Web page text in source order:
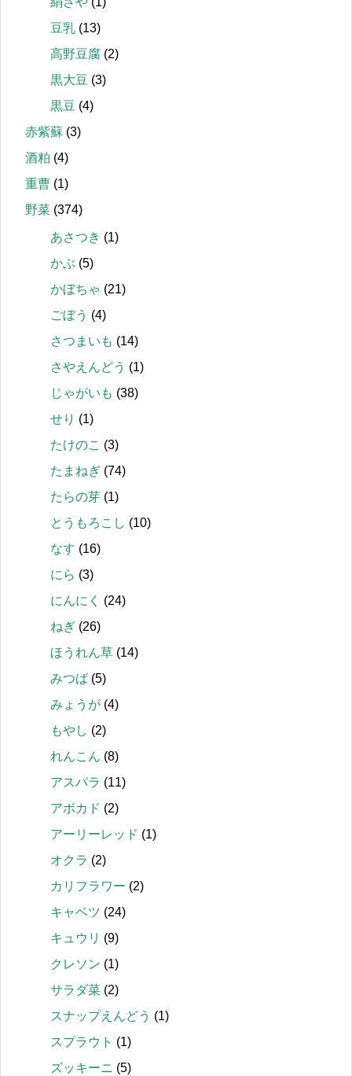
豆乳 (13)
高野豆腐 (2)
黒大豆 (3)
黒豆 (4)
赤紫蘇 (3)
酒粕 (4)
重曹 (1)
野菜 (374)
あさつき (1)
かぶ (5)
かぼちゃ (21)
ごぼう (4)
さつまいも (14)
さやえんどう (1)
じゃがいも (38)
せり (1)
たけのこ (3)
たまねぎ (74)
たらの芽 (1)
とうもろこし (10)
なす (16)
にら (3)
にんにく
(24)
ねぎ (26)
ほうれん草 (14)
みつば (5)
みょうが (4)
もやし (2)
れんこん (8)
アスパラ (11)
アボカド (2)
アーリーレッド (1)
オクラ (2)
カリフラワー (2)
キャベツ (24)
キュウリ (9)
クレソン (1)
サラダ菜 (2)
スナップえんどう (1)
スプラウト (1)
ズッキーニ (5)